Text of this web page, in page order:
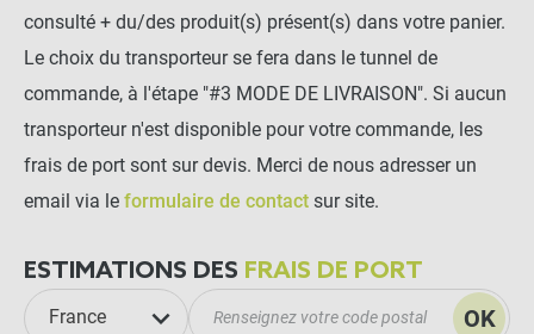
consulté + du/des produit(s) présent(s) dans votre panier.
Le choix du transporteur se fera dans le tunnel de
commande, à l'étape "#3 MODE DE LIVRAISON". Si aucun
transporteur n'est disponible pour votre commande, les
frais de port sont sur devis. Merci de nous adresser un
email via le formulaire de contact sur site.
ESTIMATIONS DES FRAIS DE PORT
France OK